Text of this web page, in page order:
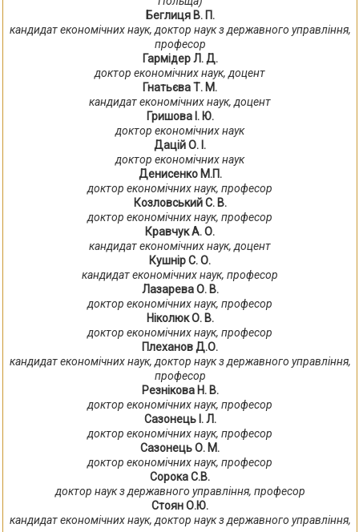
Беглиця В. П.
кандидат економічних наук, доктор наук з державного управління,
професор
Гармідер Л. Д.
доктор економічних наук, доцент
Гнатьєва Т. М.
кандидат економічних наук, доцент
Гришова І. Ю.
доктор економічних наук
Дацій О. І.
доктор економічних наук
Денисенко М.П.
доктор економічних наук, професор
Козловський С. В.
доктор економічних наук, професор
Кравчук А. О.
кандидат економічних наук, доцент
Кушнір С. О.
кандидат економічних наук, професор
Лазарева О. В.
доктор економічних наук, професор
Ніколюк О. В.
доктор економічних наук, професор
Плеханов Д.О.
кандидат економічних наук, доктор наук з державного управління,
професор
Резнікова Н. В.
доктор економічних наук, професор
Сазонець І. Л.
доктор економічних наук, професор
Сазонець О. М.
доктор економічних наук, професор
Сорока С.В.
доктор наук з державного управління, професор
Стоян О.Ю.
кандидат економічних наук, доктор наук з державного управління,